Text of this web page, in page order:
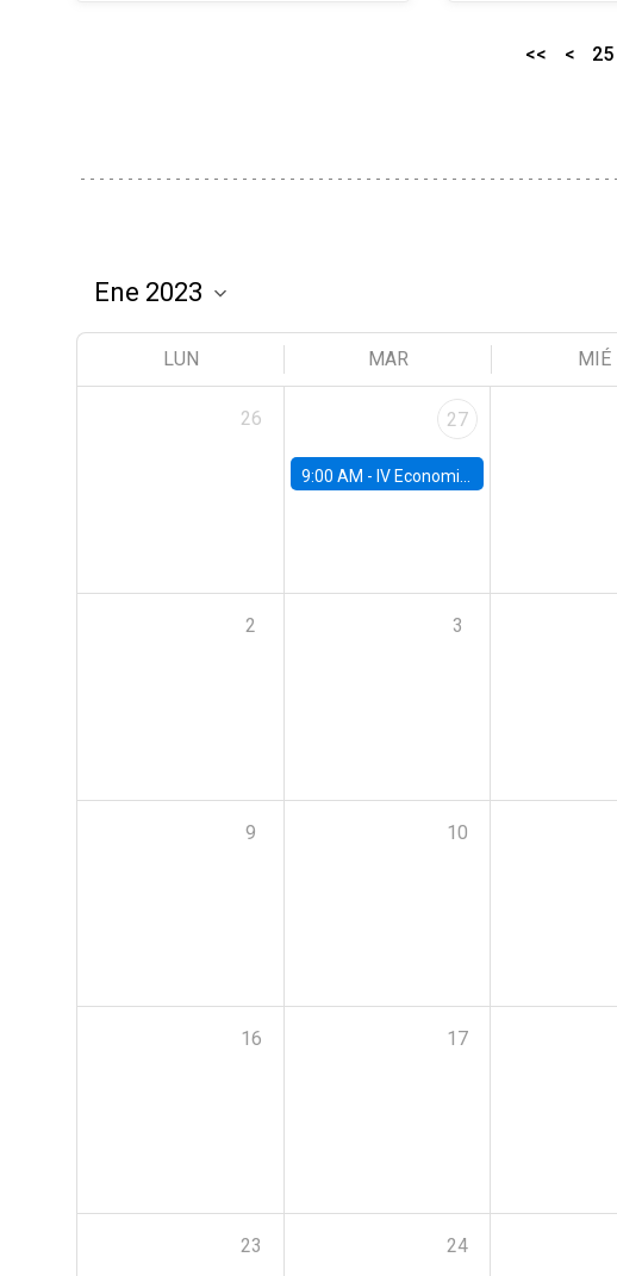
<< < 25
LUN MAR MIÉ
26 27
9:00 AM - IV Economics Alumni Workshop
2 3
9 10
16 17
23 24